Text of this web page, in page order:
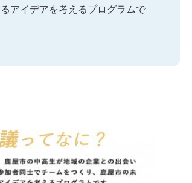
アイデアを考えるプログラムで